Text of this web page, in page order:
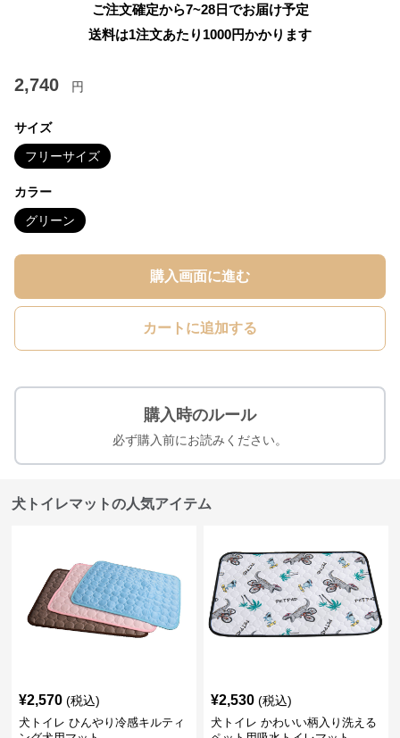
ご注文確定から7~28日でお届け予定
送料は1注文あたり 1000円かかります
2,740 円
サイズ
フリーサイズ
カラー
グリーン
購入画面に進む
カートに追加する
購入時のルール
必ず購入前にお読みください。
犬トイレマットの人気アイテム
¥2,570 (税込)
犬トイレ ひんやり冷感キルティ
¥2,530 (税込)
犬トイレ かわいい柄入り洗える